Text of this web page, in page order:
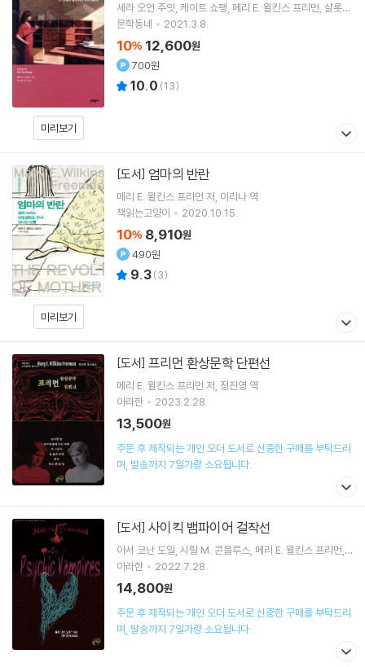
미리보기
세라 오언 주잇 케이트 쇼팽 메리 E. 윌킨스 프리먼 샬롯
퍼킨스 길먼 저 외 8명
문학동네 2021.3.8.
10% 12,600원
700원
10.0 (13)
미리보기
[도서] 엄마의 반란
메리 E. 윌킨스 프리먼 저 이리나 역
책읽는고양이
2020.10.15.
10% 8,910원
490원
9.3(3)
[도서] 프리먼 환상문학 단편선
메리 E. 윌킨스 프리먼 저 정진영 역
아라한
2023.2.28.
13,500원
주문 후 제작되는 개인 오더 도서로 신중한 구매를 부탁드리
며, 발송까지 7일가량 소요됩니다.
[도서] 사이킥 뱀파이어 걸작선
아서 코난 도일 시릴 M. 콘블루스 메리 E. 윌킨스 프리먼
앨저넌 블랙우드 저 외 3명
아라한 2022.7.28.
14,800원
주문 후 제작되는 개인 오더 도서로 신중한 구매를 부탁드리
며, 발송까지 7일가량 소요됩니다.